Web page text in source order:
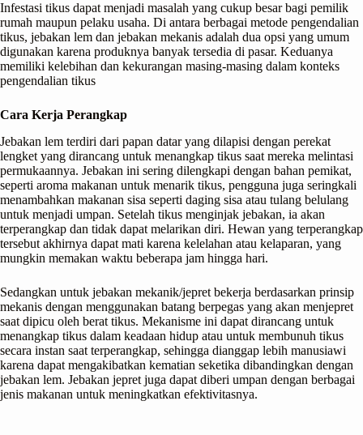
Infestasi tikus dapat menjadi masalah yang cukup besar bagi pemilik
rumah maupun pelaku usaha. Di antara berbagai metode pengendalian
tikus, jebakan lem dan jebakan mekanis adalah dua opsi yang umum
digunakan karena produknya banyak tersedia di pasar. Keduanya
memiliki kelebihan dan kekurangan masing-masing dalam konteks
pengendalian tikus
Cara Kerja Perangkap
Jebakan lem terdiri dari papan datar yang dilapisi dengan perekat
lengket yang dirancang untuk menangkap tikus saat mereka melintasi
permukaannya. Jebakan ini sering dilengkapi dengan bahan pemikat,
seperti aroma makanan untuk menarik tikus, pengguna juga seringkali
menambahkan makanan sisa seperti daging sisa atau tulang belulang
untuk menjadi umpan. Setelah tikus menginjak jebakan, ia akan
terperangkap dan tidak dapat melarikan diri. Hewan yang terperangkap
tersebut akhirnya dapat mati karena kelelahan atau kelaparan, yang
mungkin memakan waktu beberapa jam hingga hari.
Sedangkan untuk jebakan mekanik/jepret bekerja berdasarkan prinsip
mekanis dengan menggunakan batang berpegas yang akan menjepret
saat dipicu oleh berat tikus. Mekanisme ini dapat dirancang untuk
menangkap tikus dalam keadaan hidup atau untuk membunuh tikus
secara instan saat terperangkap, sehingga dianggap lebih manusiawi
karena dapat mengakibatkan kematian seketika dibandingkan dengan
jebakan lem. Jebakan jepret juga dapat diberi umpan dengan berbagai
jenis makanan untuk meningkatkan efektivitasnya.